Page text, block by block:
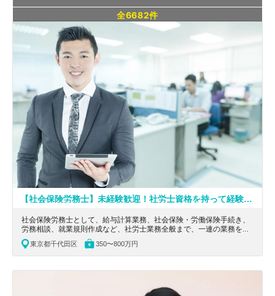
全6682件
【社会保険労務士】未経験歓迎！社労士資格を持って経験を積める会計士事務所の募集
社会保険労務士として、給与計算業務、社会保険・労働保険手続き、
労務相談、就業規則作成など、社労士業務全般まで、一連の業務を担
当していただきます。社会保険労務士有資格者、社労士業務の経験者
歓迎です。
東京都千代田区 350〜800万円